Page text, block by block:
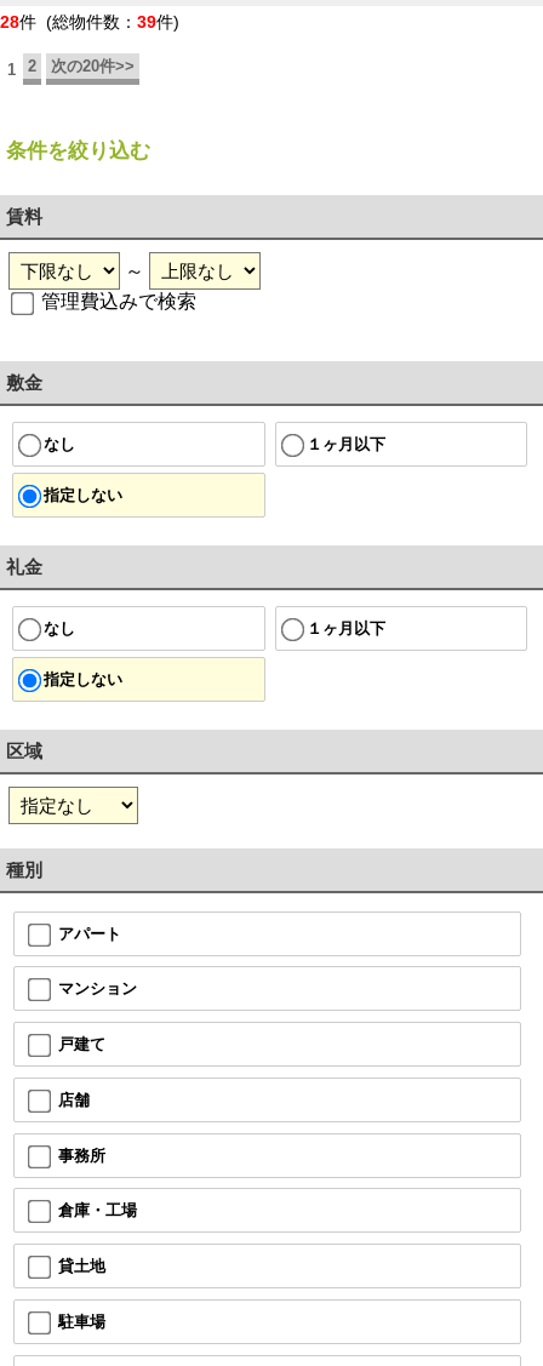
28件 (総物件数： 39件)
1 2 次の20件>>
条件を絞り込む
賃料
～
管理費込みで検索
敷金
なし １ヶ月以下
指定しない
礼金
なし １ヶ月以下
指定しない
区域
種別
アパート
マンション
戸建て
店舗
事務所
倉庫・工場
貸土地
駐車場